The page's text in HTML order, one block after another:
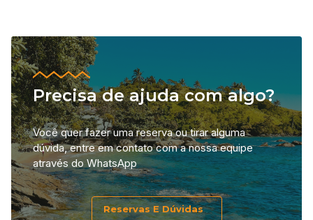
Precisa de ajuda com algo?
Você quer fazer uma reserva ou tirar alguma
dúvida, entre em contato com a nossa equipe
através do WhatsApp
Reservas E Dúvidas